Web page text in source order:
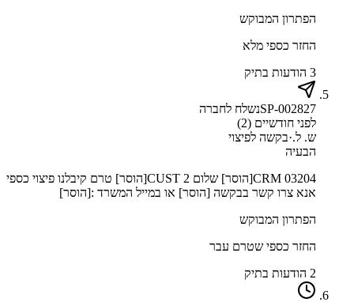
הפתרון המבוקש
החזר כספי מלא
3 הודעות בתיק
SP-002827נשלח לחברה
לפני חודשיים (2)
ש. ל.·בקשה לפיצוי
הבעיה
CRM 03204[הוסר] שלום CUST 2[הוסר] טרם קיבלנו פיצוי כספי
אנא צרו קשר בבקשה [הוסר] או במייל המשרד :[הוסר]
הפתרון המבוקש
החזר כספי שטרם עבר
2 הודעות בתיק